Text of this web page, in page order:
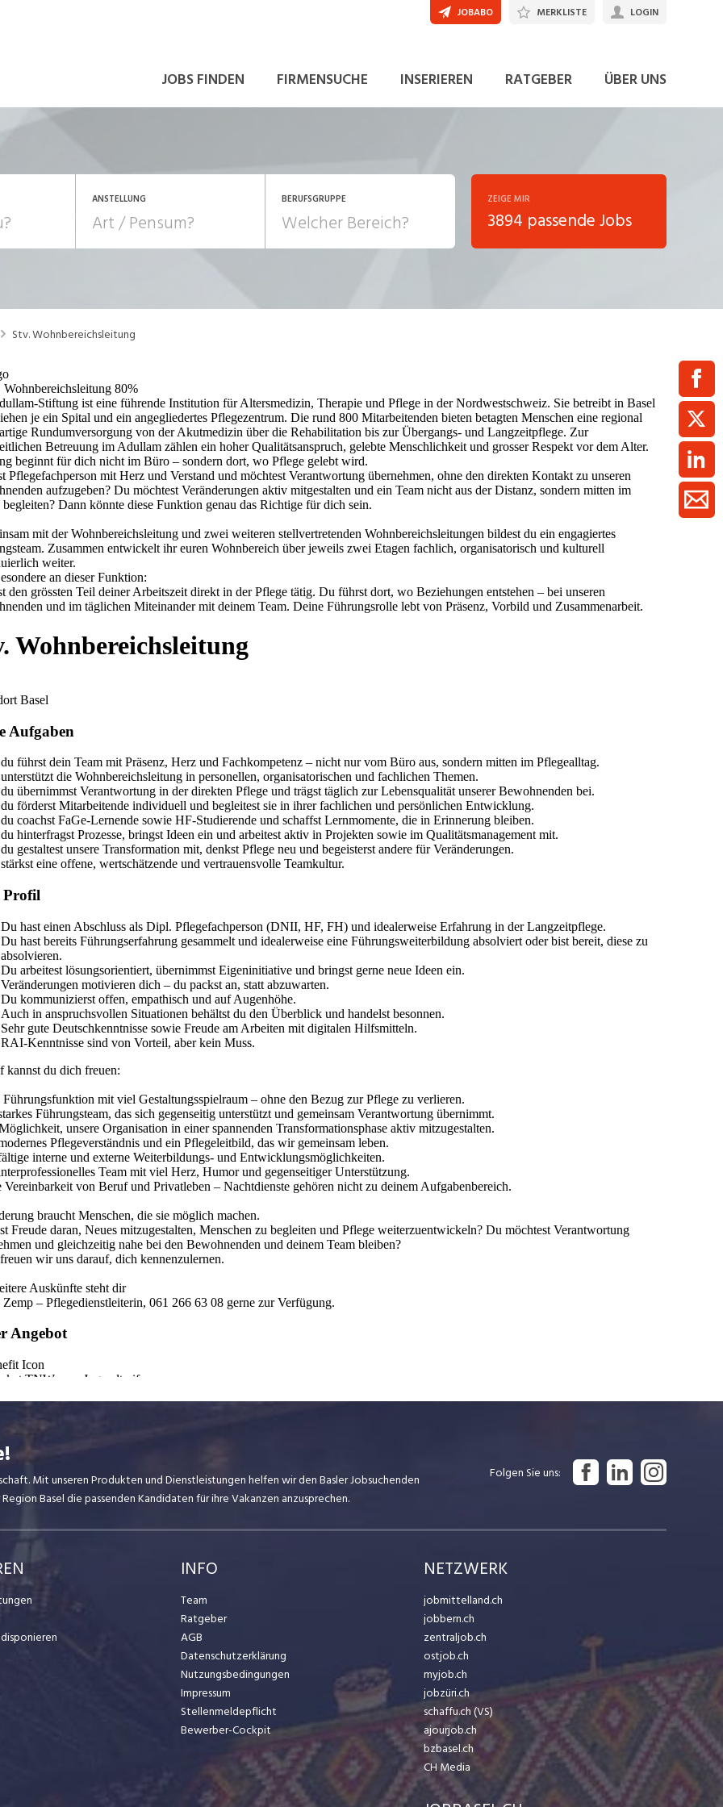
JOBS FINDEN FIRMENSUCHE INSERIEREN RATGEBER ÜBER UNS
JOBABO MERKLISTE LOGIN
ANSTELLUNG
Temporär (befristet)
Ferienjob
BERUFSGRUPPE
Human Resources
Controlling, Treuhand,
Forstwirtschaft
Facility Management, Industrie, Maschinenbau,
Anlagenbau, Produktion
Berufe, Kundendienst,
Körperpflege, Wellness
Elektronik, Optik Medizin, Gesundheitswesen,
Pflege
Handel, Kundenberatung,
ZEIGE MIR
3894 passende Jobs
Stv. Wohnbereichsleitung
JETZT BEWERBEN
Mit unseren Produkten und Dienstleistungen helfen wir den Basler Jobsuchenden
Basel die passenden Kandidaten für ihre Vakanzen anzusprechen.
Folgen Sie uns
INFO
Team
Ratgeber
AGB
Datenschutzerklärung
Nutzungsbedingungen
Impressum
Stellenmeldepflicht
Bewerber-Cockpit
NETZWERK
jobmittelland.ch
jobbern.ch
zentraljob.ch
ostjob.ch
myjob.ch
jobzüri.ch
schaffu.ch (VS)
ajourjob.ch
bzbasel.ch
CH Media